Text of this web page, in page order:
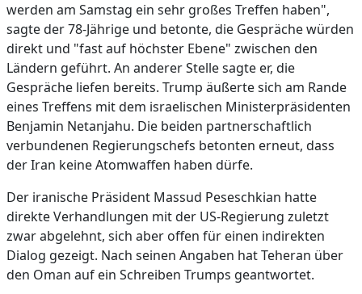
werden am Samstag ein sehr großes Treffen haben",
sagte der 78-Jährige und betonte, die Gespräche würden
direkt und "fast auf höchster Ebene" zwischen den
Ländern geführt. An anderer Stelle sagte er, die
Gespräche liefen bereits. Trump äußerte sich am Rande
eines Treffens mit dem israelischen Ministerpräsidenten
Benjamin Netanjahu. Die beiden partnerschaftlich
verbundenen Regierungschefs betonten erneut, dass
der Iran keine Atomwaffen haben dürfe.
Der iranische Präsident Massud Peseschkian hatte
direkte Verhandlungen mit der US-Regierung zuletzt
zwar abgelehnt, sich aber offen für einen indirekten
Dialog gezeigt. Nach seinen Angaben hat Teheran über
den Oman auf ein Schreiben Trumps geantwortet.